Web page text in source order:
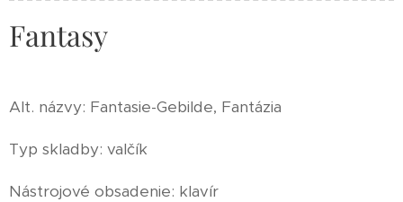
Fantasy
Alt. názvy: Fantasie-Gebilde, Fantázia
Typ skladby: valčík
Nástrojové obsadenie: klavír